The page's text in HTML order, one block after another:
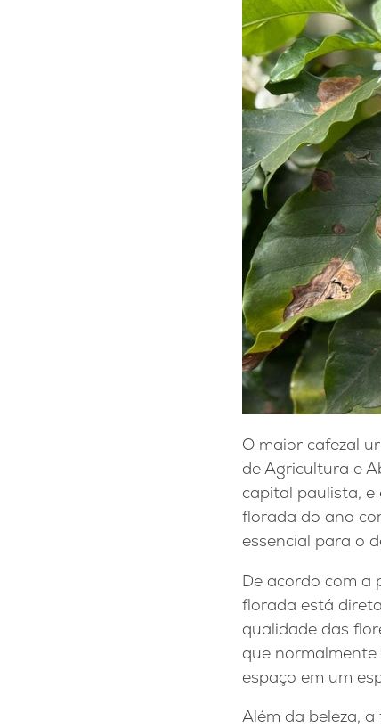
O maior cafezal
de Agricultura e
capital paulista, e
florada do ano
essencial para o
De acordo com a
florada está
qualidade das
que
espaço em um
Além da beleza,